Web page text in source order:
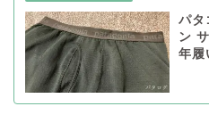
パタ
ン
年履